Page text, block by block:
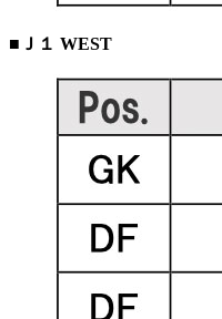
■Ｊ１ WEST